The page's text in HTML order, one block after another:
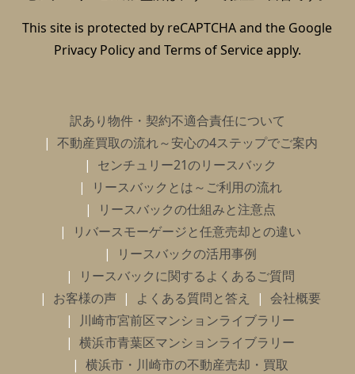
This site is protected by reCAPTCHA and the Google
Privacy Policyand Terms of Serviceapply.
訳あり物件・契約不適合責任について
不動産買取の流れ～安心の4ステップでご案内
センチュリー21のリースバック
リースバックとは～ご利用の流れ
リースバックの仕組みと注意点
リバースモーゲージと任意売却との違い
リースバックの活用事例
リースバックに関するよくあるご質問
お客様の声
よくある質問と答え
会社概要
川崎市宮前区マンションライブラリー
横浜市青葉区マンションライブラリー
横浜市・川崎市の不動産売却・買取